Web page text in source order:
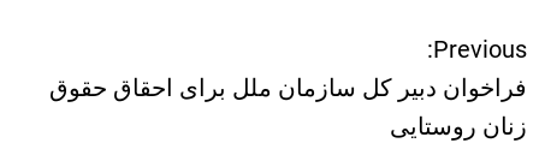
ر
ا
Previous:
فراخوان دبیر کل سازمان ملل برای احقاق حقوق
زنان روستایی